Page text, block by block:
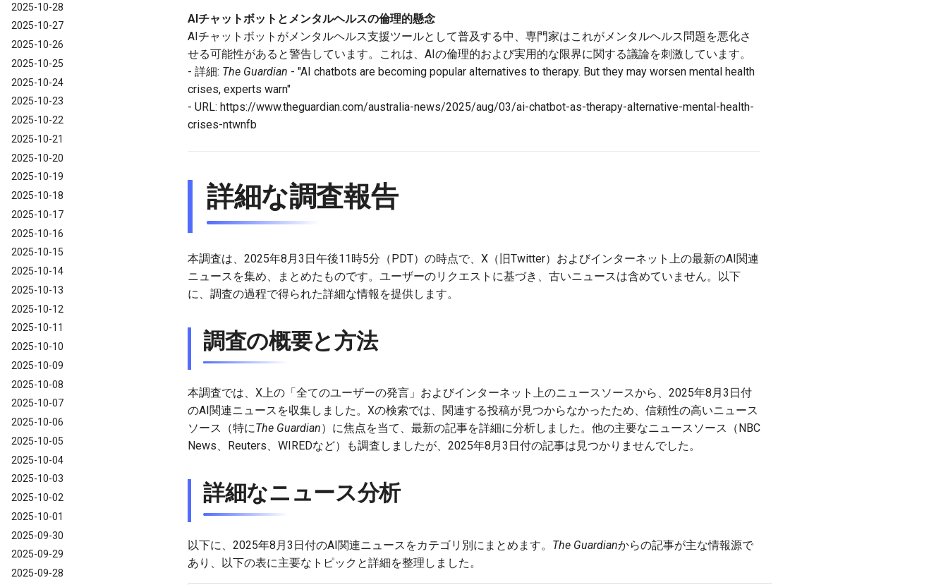
2025-10-28
2025-10-27
2025-10-26
2025-10-25
2025-10-24
2025-10-23
2025-10-22
2025-10-21
2025-10-20
2025-10-19
2025-10-18
2025-10-17
2025-10-16
2025-10-15
2025-10-14
2025-10-13
2025-10-12
2025-10-11
2025-10-10
2025-10-09
2025-10-08
2025-10-07
2025-10-06
2025-10-05
2025-10-04
2025-10-03
2025-10-02
2025-10-01
2025-09-30
2025-09-29
2025-09-28
AIチャットボットとメンタルヘルスの倫理的懸念
AIチャットボットがメンタルヘルス支援ツールとして普及する中、専門家はこれがメンタルヘルス問題を悪化さ
せる可能性があると警告しています。これは、AIの倫理的および実用的な限界に関する議論を刺激しています。
- 詳細: The Guardian - "AI chatbots are becoming popular alternatives to therapy. But they may worsen mental health
crises, experts warn"
- URL: https://www.theguardian.com/australia-news/2025/aug/03/ai-chatbot-as-therapy-alternative-mental-health-
crises-ntwnfb
詳細な調査報告
本調査は、2025年8月3日午後11時5分（PDT）の時点で、X（旧Twitter）およびインターネット上の最新のAI関連
ニュースを集め、まとめたものです。ユーザーのリクエストに基づき、古いニュースは含めていません。以下
に、調査の過程で得られた詳細な情報を提供します。
調査の概要と方法
本調査では、X上の「全てのユーザーの発言」およびインターネット上のニュースソースから、2025年8月3日付
のAI関連ニュースを収集しました。Xの検索では、関連する投稿が見つからなかったため、信頼性の高いニュース
ソース（特にThe Guardian）に焦点を当て、最新の記事を詳細に分析しました。他の主要なニュースソース（NBC
News、Reuters、WIREDなど）も調査しましたが、2025年8月3日付の記事は見つかりませんでした。
詳細なニュース分析
以下に、2025年8月3日付のAI関連ニュースをカテゴリ別にまとめます。 The Guardianからの記事が主な情報源で
あり、以下の表に主要なトピックと詳細を整理しました。